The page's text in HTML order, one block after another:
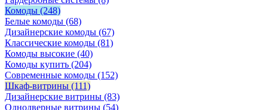
Комоды (248)
Белые комоды (68)
Дизайнерские комоды (67)
Классические комоды (81)
Комоды высокие (40)
Комоды купить (204)
Современные комоды (152)
Шкаф-витрины (111)
Дизайнерские витрины (83)
Однодверные витрины (54)